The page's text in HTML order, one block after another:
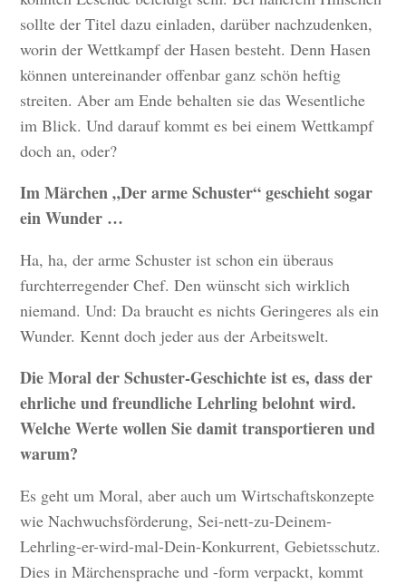
sollte der Titel dazu einladen, darüber nachzudenken,
worin der Wettkampf der Hasen besteht. Denn Hasen
können untereinander offenbar ganz schön heftig
streiten. Aber am Ende behalten sie das Wesentliche
im Blick. Und darauf kommt es bei einem Wettkampf
doch an, oder?
Im Märchen „Der arme Schuster“ geschieht sogar
ein Wunder …
Ha, ha, der arme Schuster ist schon ein überaus
furchterregender Chef. Den wünscht sich wirklich
niemand. Und: Da braucht es nichts Geringeres als ein
Wunder. Kennt doch jeder aus der Arbeitswelt.
Die Moral der Schuster-Geschichte ist es, dass der
ehrliche und freundliche Lehrling belohnt wird.
Welche Werte wollen Sie damit transportieren und
warum?
Es geht um Moral, aber auch um Wirtschaftskonzepte
wie Nachwuchsförderung, Sei-nett-zu-Deinem-
Lehrling-er-wird-mal-Dein-Konkurrent, Gebietsschutz.
Dies in Märchensprache und -form verpackt, kommt